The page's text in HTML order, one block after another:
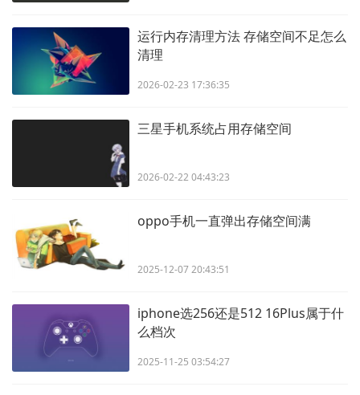
运行内存清理方法 存储空间不足怎么
清理
2026-02-23 17:36:35
三星手机系统占用存储空间
2026-02-22 04:43:23
oppo手机一直弹出存储空间满
2025-12-07 20:43:51
iphone选256还是512 16Plus属于什
么档次
2025-11-25 03:54:27